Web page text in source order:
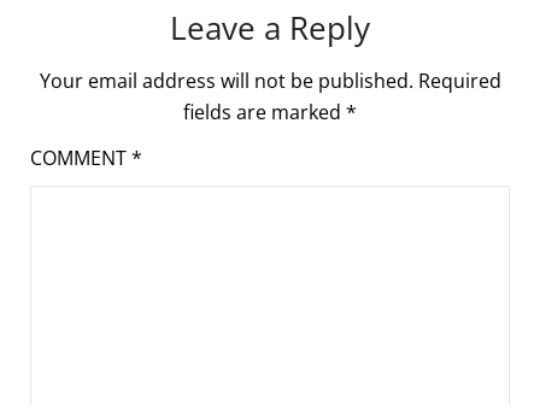
Leave a Reply
Your email address will not be published. Required
fields are marked *
COMMENT*